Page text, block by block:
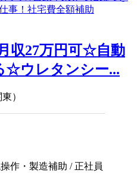
収27万円可☆自動
☆ウレタンシー...
）
作・製造補助 / 正社員